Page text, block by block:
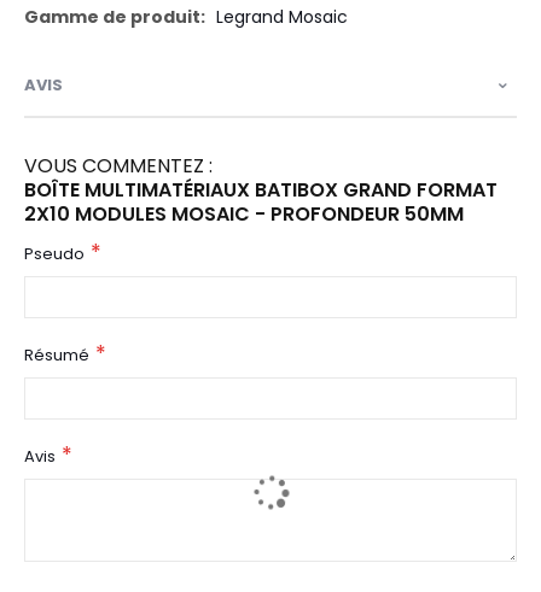
Legrand Mosaic
AVIS
VOUS COMMENTEZ :
BOÎTE MULTIMATÉRIAUX BATIBOX GRAND FORMAT
2X10 MODULES MOSAIC - PROFONDEUR 50MM
Pseudo
Résumé
Avis